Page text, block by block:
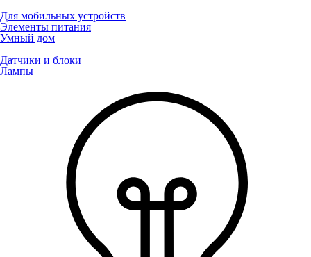
Для мобильных устройств
Элементы питания
Умный дом
Датчики и блоки
Лампы